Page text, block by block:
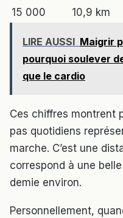
15 000
10,9 km
LIRE AUSSI Maigrir
pourquoi soulever
que le cardio
Ces chiffres montrent
pas quotidiens
marche. C’est une
correspond à une
demie environ.
Personnellement,